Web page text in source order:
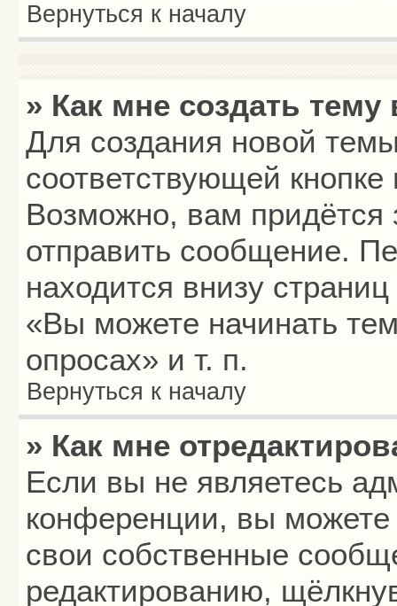
Вернуться к началу
» Как мне создать
Для создания новой
соответствующей
Возможно, вам придётся
отправить сообщение.
находится внизу
«Вы можете начинать
опросах» и т. п.
Вернуться к началу
» Как мне
Если вы не являетесь
конференции, вы можете
свои собственные
редактированию,